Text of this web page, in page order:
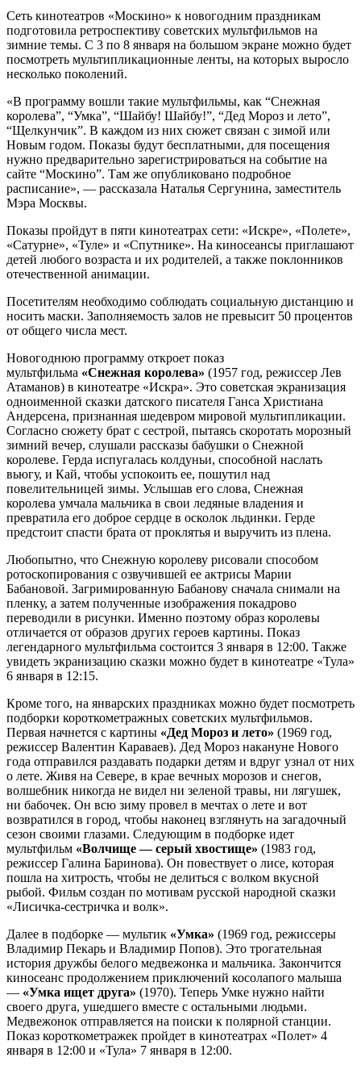
Сеть кинотеатров «Москино» к новогодним праздникам
подготовила ретроспективу советских мультфильмов на
зимние темы. С 3 по 8 января на большом экране можно будет
посмотреть мультипликационные ленты, на которых выросло
несколько поколений.
«В программу вошли такие мультфильмы, как “Снежная
королева”, “Умка”, “Шайбу! Шайбу!”, “Дед Мороз и лето”,
“Щелкунчик”. В каждом из них сюжет связан с зимой или
Новым годом. Показы будут бесплатными, для посещения
нужно предварительно зарегистрироваться на событие на
сайте “Москино”. Там же опубликовано подробное
расписание», — рассказала Наталья Сергунина, заместитель
Мэра Москвы.
Показы пройдут в пяти кинотеатрах сети: «Искре», «Полете»,
«Сатурне», «Туле» и «Спутнике». На киносеансы приглашают
детей любого возраста и их родителей, а также поклонников
отечественной анимации.
Посетителям необходимо соблюдать социальную дистанцию и
носить маски. Заполняемость залов не превысит 50 процентов
от общего числа мест.
Новогоднюю программу откроет показ
мультфильма «Снежная королева» (1957 год, режиссер Лев
Атаманов) в кинотеатре «Искра». Это советская экранизация
одноименной сказки датского писателя Ганса Христиана
Андерсена, признанная шедевром мировой мультипликации.
Согласно сюжету брат с сестрой, пытаясь скоротать морозный
зимний вечер, слушали рассказы бабушки о Снежной
королеве. Герда испугалась колдуньи, способной наслать
вьюгу, и Кай, чтобы успокоить ее, пошутил над
повелительницей зимы. Услышав его слова, Снежная
королева умчала мальчика в свои ледяные владения и
превратила его доброе сердце в осколок льдинки. Герде
предстоит спасти брата от проклятья и выручить из плена.
Любопытно, что Снежную королеву рисовали способом
ротоскопирования с озвучившей ее актрисы Марии
Бабановой. Загримированную Бабанову сначала снимали на
пленку, а затем полученные изображения покадрово
переводили в рисунки. Именно поэтому образ королевы
отличается от образов других героев картины. Показ
легендарного мультфильма состоится 3 января в 12:00. Также
увидеть экранизацию сказки можно будет в кинотеатре «Тула»
6 января в 12:15.
Кроме того, на январских праздниках можно будет посмотреть
подборки короткометражных советских мультфильмов.
Первая начнется с картины «Дед Мороз и лето» (1969 год,
режиссер Валентин Караваев). Дед Мороз накануне Нового
года отправился раздавать подарки детям и вдруг узнал от них
о лете. Живя на Севере, в крае вечных морозов и снегов,
волшебник никогда не видел ни зеленой травы, ни лягушек,
ни бабочек. Он всю зиму провел в мечтах о лете и вот
возвратился в город, чтобы наконец взглянуть на загадочный
сезон своими глазами. Следующим в подборке идет
мультфильм «Волчище — серый хвостище» (1983 год,
режиссер Галина Баринова). Он повествует о лисе, которая
пошла на хитрость, чтобы не делиться с волком вкусной
рыбой. Фильм создан по мотивам русской народной сказки
«Лисичка-сестричка и волк».
Далее в подборке — мультик «Умка» (1969 год, режиссеры
Владимир Пекарь и Владимир Попов). Это трогательная
история дружбы белого медвежонка и мальчика. Закончится
киносеанс продолжением приключений косолапого малыша
— «Умка ищет друга» (1970). Теперь Умке нужно найти
своего друга, ушедшего вместе с остальными людьми.
Медвежонок отправляется на поиски к полярной станции.
Показ короткометражек пройдет в кинотеатрах «Полет» 4
января в 12:00 и «Тула» 7 января в 12:00.